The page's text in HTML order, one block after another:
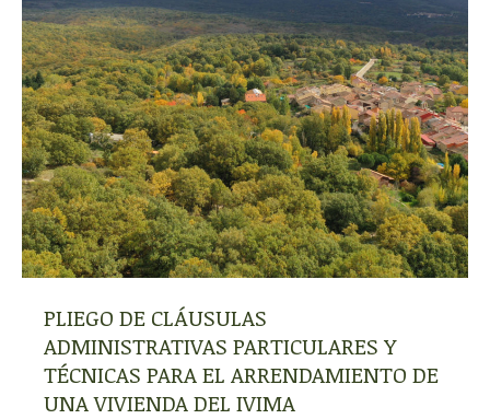
PLIEGO DE CLÁUSULAS
ADMINISTRATIVAS PARTICULARES Y
TÉCNICAS PARA EL ARRENDAMIENTO DE
UNA VIVIENDA DEL IVIMA